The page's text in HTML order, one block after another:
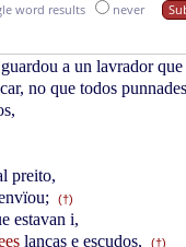
word results never
a un lavrador
no que todos
preito,
(†)
estavan i,
lanças e escudos, (†)